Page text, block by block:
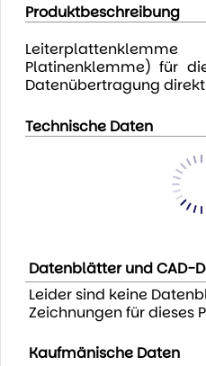
Produktbeschreibung
Platinenklemme) für
Datenübertragung
Technische Daten
Datenblätter und CAD-
Leider sind keine
Zeichnungen für dieses
Kaufmänische Daten